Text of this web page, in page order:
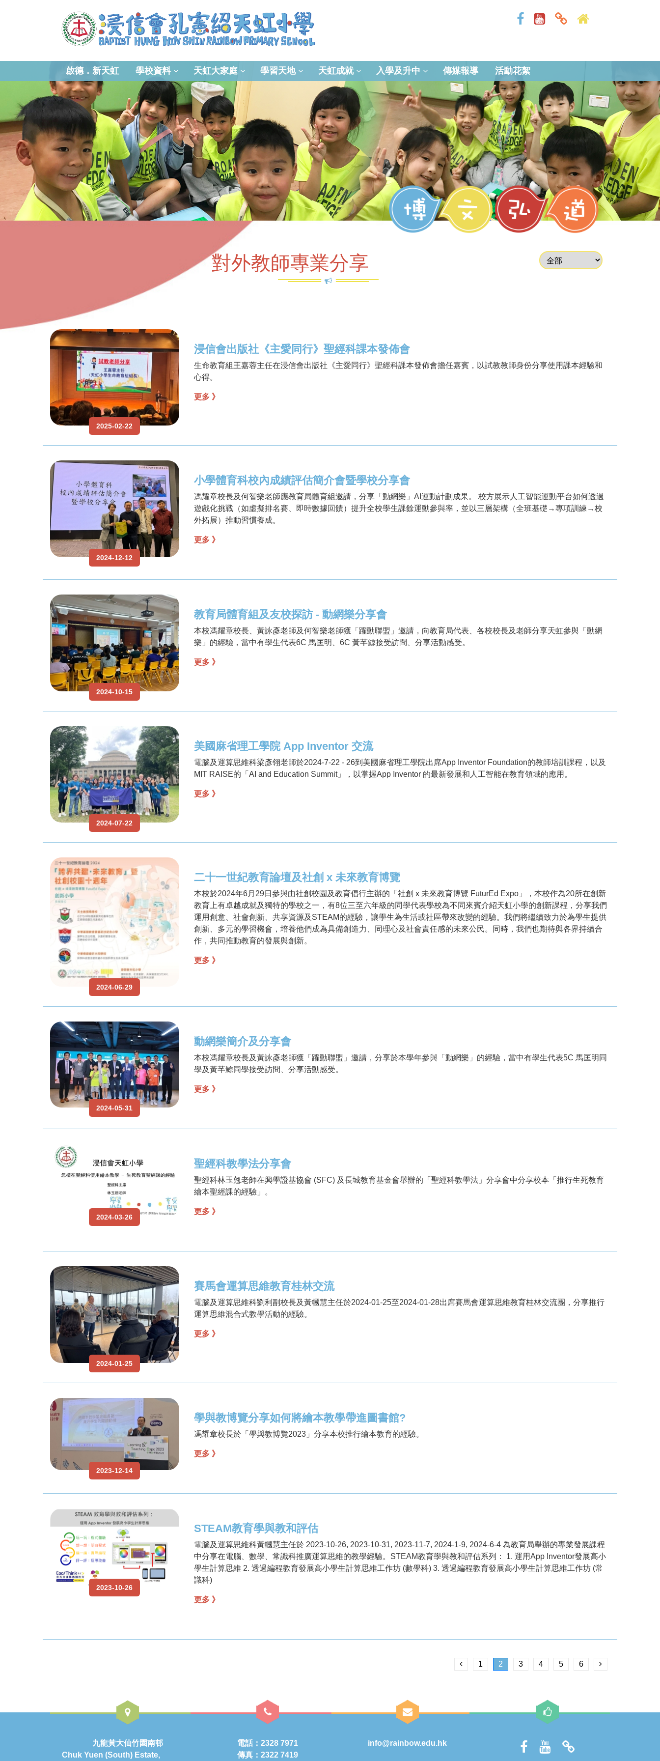
啟德．新天虹 學校資料 天虹大家庭 學習天地 天虹成就 入學及升中 傳媒報導 活動花絮
對外教師專業分享
2025-02-22
浸信會出版社《主愛同行》聖經科課本發佈會
生命教育組王嘉蓉主任在浸信會出版社《主愛同行》聖經科課本發佈會擔任嘉賓，以試教教師身份分享使用課本經驗和
心得。
更多 》
2024-12-12
小學體育科校內成績評估簡介會暨學校分享會
馮耀章校長及何智樂老師應教育局體育組邀請，分享「動網樂」AI運動計劃成果。 校方展示人工智能運動平台如何透過
遊戲化挑戰（如虛擬排名賽、即時數據回饋）提升全校學生課餘運動參與率，並以三層架構（全班基礎→專項訓練→校
外拓展）推動習慣養成。
更多 》
2024-10-15
教育局體育組及友校探訪 - 動網樂分享會
本校馮耀章校長、黃詠彥老師及何智樂老師獲「躍動聯盟」邀請，向教育局代表、各校校長及老師分享天虹參與「動網
樂」的經驗，當中有學生代表6C 馬匡明、6C 黃芊鯨接受訪問、分享活動感受。
更多 》
2024-07-22
美國麻省理工學院 App Inventor 交流
電腦及運算思維科梁彥翎老師於2024-7-22 - 26到美國麻省理工學院出席App Inventor Foundation的教師培訓課程，以及
MIT RAISE的「AI and Education Summit」，以掌握App Inventor 的最新發展和人工智能在教育領域的應用。
更多 》
2024-06-29
二十一世紀教育論壇及社創 x 未來教育博覽
本校於2024年6月29日參與由社創校園及教育倡行主辦的「社創 x 未來教育博覽 FuturEd Expo」，本校作為20所在創新
教育上有卓越成就及獨特的學校之一，有8位三至六年級的同學代表學校為不同來賓介紹天虹小學的創新課程，分享我們
運用創意、社會創新、共享資源及STEAM的經驗，讓學生為生活或社區帶來改變的經驗。我們將繼續致力於為學生提供
創新、多元的學習機會，培養他們成為具備創造力、同理心及社會責任感的未來公民。同時，我們也期待與各界持續合
作，共同推動教育的發展與創新。
更多 》
2024-05-31
動網樂簡介及分享會
本校馮耀章校長及黃詠彥老師獲「躍動聯盟」邀請，分享於本學年參與「動網樂」的經驗，當中有學生代表5C 馬匡明同
學及黃芊鯨同學接受訪問、分享活動感受。
更多 》
2024-03-26
聖經科教學法分享會
聖經科林玉翹老師在興學證基協會 (SFC) 及長城教育基金會舉辦的「聖經科教學法」分享會中分享校本「推行生死教育
繪本聖經課的經驗」。
更多 》
2024-01-25
賽馬會運算思維教育桂林交流
電腦及運算思維科劉利副校長及黃幗慧主任於2024-01-25至2024-01-28出席賽馬會運算思維教育桂林交流團，分享推行
運算思維混合式教學活動的經驗。
更多 》
2023-12-14
學與教博覽分享如何將繪本教學帶進圖書館?
馮耀章校長於「學與教博覽2023」分享本校推行繪本教育的經驗。
更多 》
2023-10-26
STEAM教育學與教和評估
電腦及運算思維科黃幗慧主任於 2023-10-26, 2023-10-31, 2023-11-7, 2024-1-9, 2024-6-4 為教育局舉辦的專業發展課程
中分享在電腦、數學、常識科推廣運算思維的教學經驗。STEAM教育學與教和評估系列： 1. 運用App Inventor發展高小
學生計算思維 2. 透過編程教育發展高小學生計算思維工作坊 (數學科) 3. 透過編程教育發展高小學生計算思維工作坊 (常
識科)
更多 》
1 2 3 4 5 6
九龍黃大仙竹園南邨
Chuk Yuen (South) Estate,
電話：2328 7971
傳真：2322 7419
info@rainbow.edu.hk